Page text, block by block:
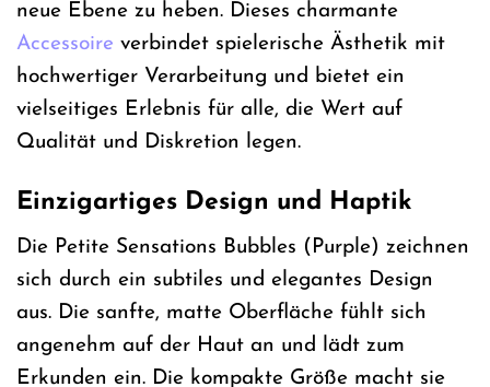
neue Ebene zu heben. Dieses charmante
Accessoire verbindet spielerische Ästhetik mit
hochwertiger Verarbeitung und bietet ein
vielseitiges Erlebnis für alle, die Wert auf
Qualität und Diskretion legen.
Einzigartiges Design und Haptik
Die Petite Sensations Bubbles (Purple) zeichnen
sich durch ein subtiles und elegantes Design
aus. Die sanfte, matte Oberfläche fühlt sich
angenehm auf der Haut an und lädt zum
Erkunden ein. Die kompakte Größe macht sie